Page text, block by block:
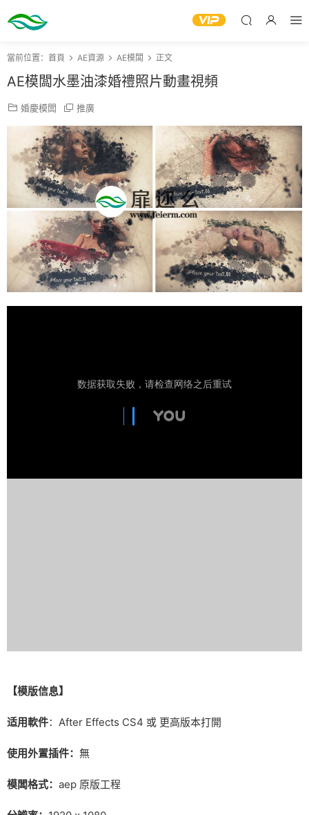
當前位置： 首頁 AE資源 AE模闆 正文
AE模闆水墨油漆婚禮照片動畫視頻
婚慶模闆 推廣
【模版信息】
适用軟件：After Effects CS4 或 更高版本打開
使用外置插件： 無
模闆格式： aep 原版工程